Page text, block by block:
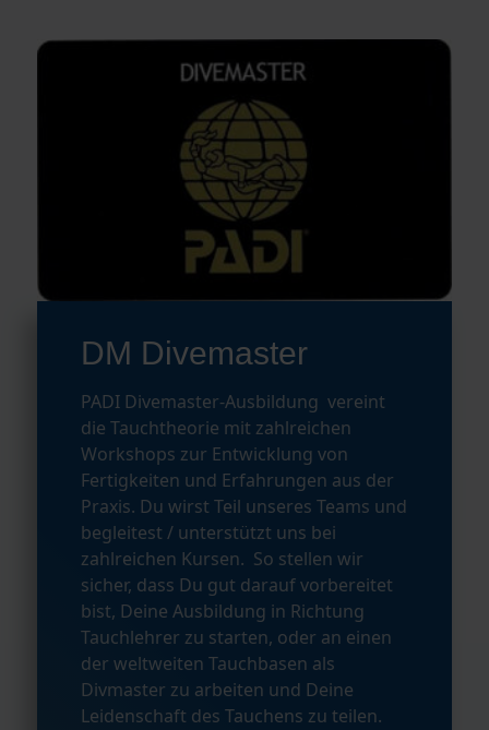
DM Divemaster
PADI Divemaster-Ausbildung vereint
die Tauchtheorie mit zahlreichen
Workshops zur Entwicklung von
Fertigkeiten und Erfahrungen aus der
Praxis. Du wirst Teil unseres Teams und
begleitest / unterstützt uns bei
zahlreichen Kursen. So stellen wir
sicher, dass Du gut darauf vorbereitet
bist, Deine Ausbildung in Richtung
Tauchlehrer zu starten, oder an einen
der weltweiten Tauchbasen als
Divmaster zu arbeiten und Deine
Leidenschaft des Tauchens zu teilen.